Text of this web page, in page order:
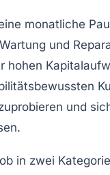
monatliche
und
hohen
und
in zwei